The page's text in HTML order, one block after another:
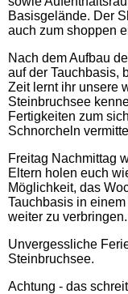
Basisgelände. Der
auch zum shoppen
Nach dem Aufbau
auf der Tauchbasis,
Zeit lernt ihr unsere
Steinbruchsee
Fertigkeiten zum
Schnorcheln
Freitag Nachmittag
Eltern holen euch
Möglichkeit, das
Tauchbasis in
weiter zu verbringen.
Unvergessliche
Steinbruchsee.
Achtung - das